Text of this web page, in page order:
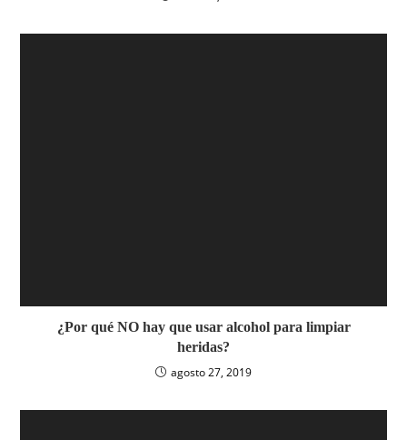
¿Por qué NO hay que usar alcohol para limpiar
heridas?
agosto 27, 2019